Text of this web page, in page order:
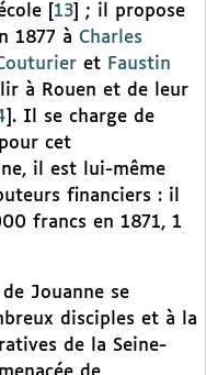
13
; il propose
1877 à Charles
et Faustin
à Rouen et de leur
. Il se charge de
cet
il est lui-même
financiers : il
francs en 1871, 1
Jouanne se
disciples et à la
de la Seine-